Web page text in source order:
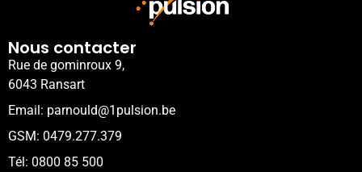
Nous contacter
Rue de gominroux 9,
6043 Ransart
Email: parnould@1pulsion.be
GSM: 0479.277.379
Tél: 0800 85 500